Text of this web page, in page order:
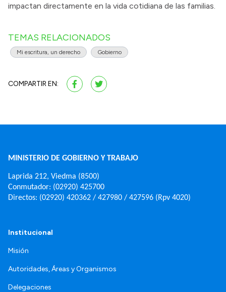
impactan directamente en la vida cotidiana de las familias.
TEMAS RELACIONADOS
Mi escritura, un derecho Gobierno
COMPARTIR EN:
MINISTERIO DE GOBIERNO Y TRABAJO
Laprida 212, Viedma (8500)
Conmutador: (02920) 425700
Directos: (02920) 420362 / 427980 / 427596 (Rpv 4020)
Institucional
Misión
Autoridades, Áreas y Organismos
Delegaciones